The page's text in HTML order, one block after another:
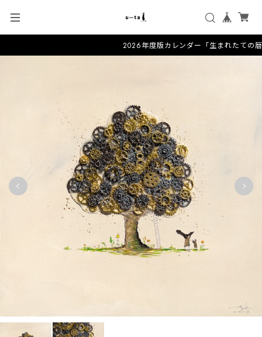
2026年度版カレンダー「生まれたての暦